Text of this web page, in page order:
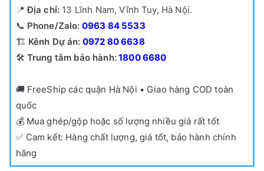
📍Địa chỉ: 13 Lĩnh Nam, Vĩnh Tuy, Hà Nội.
📞 Phone/Zalo: 0963 84 5533
🏗️ Kênh Dự án: 0972 80 6638
🛠️ Trung tâm bảo hành:1800 6680
🚚 FreeShip các quận Hà Nội • Giao hàng COD toàn
quốc
💰 Mua ghép/gộp hoặc số lượng nhiều giá rất tốt
✅ Cam kết: Hàng chất lượng, giá tốt, bảo hành chính
hãng